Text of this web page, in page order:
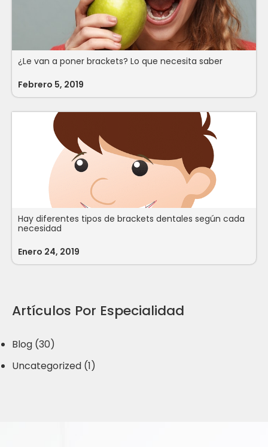
¿Le van a poner brackets? Lo que necesita saber
Febrero 5, 2019
Hay diferentes tipos de brackets dentales según cada
necesidad
Enero 24, 2019
Artículos Por Especialidad
Blog (30)
Uncategorized (1)